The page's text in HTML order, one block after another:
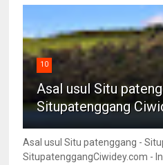
10
Asal usul Situ
Situpatenggang
Asal usul Situ patenggang -
SitupatenggangCiwidey.com -